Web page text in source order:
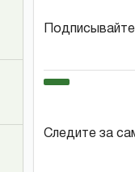
Следите за